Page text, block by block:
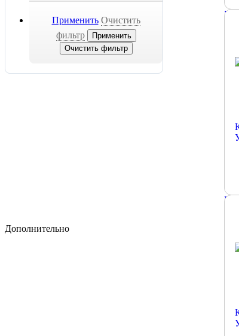
Применить Очистить
фильтр
Дополнительно